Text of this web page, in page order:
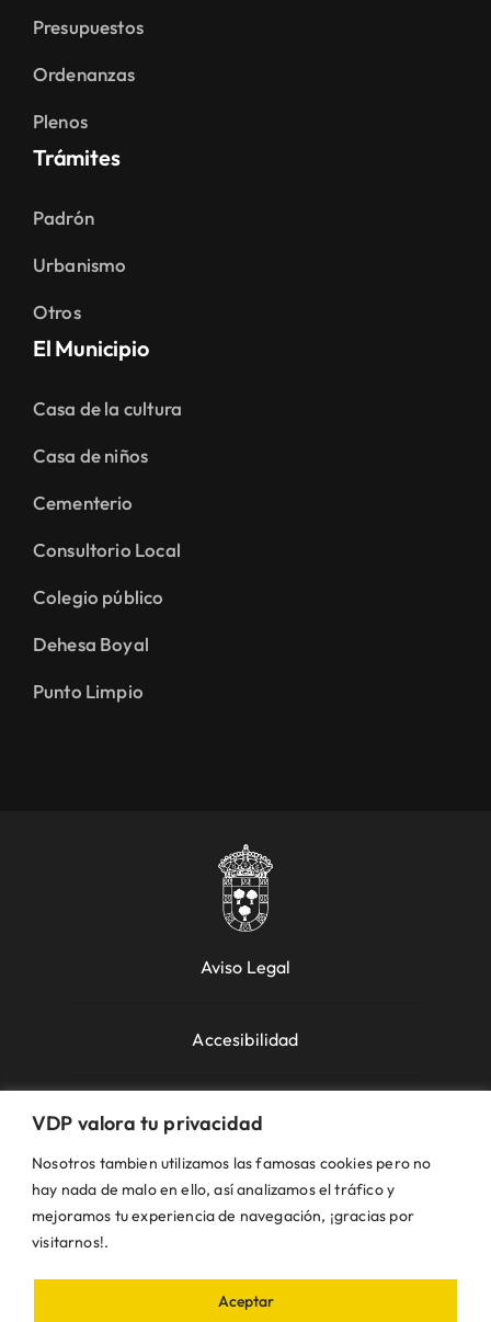
VDP valora tu privacidad
Nosotros tambien utilizamos las famosas cookies pero no
hay nada de malo en ello, así analizamos el tráfico y
mejoramos tu experiencia de navegación, ¡gracias por
visitarnos!.
Aceptar
Presupuestos
Ordenanzas
Plenos
Trámites
Padrón
Urbanismo
Otros
El Municipio
Casa de la cultura
Casa de niños
Cementerio
Consultorio Local
Colegio público
Dehesa Boyal
Punto Limpio
Aviso Legal
Accesibilidad
Política de Cookies
Política de Privacidad